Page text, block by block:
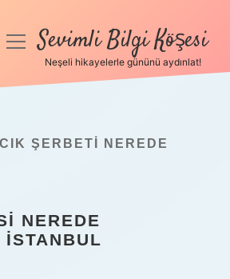
menüyüSevimli Bilgi Köşesi
Neşeli hikayelerle gününü aydınlat!
ŞERBETI NEREDE
NEREDE